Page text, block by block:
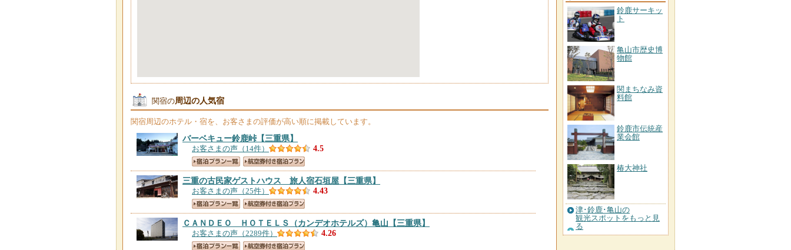
関宿の周辺の人気宿
関宿周辺のホテル・宿を、お客さまの評価が高い順に掲載しています。
バーベキュー鈴鹿峠【三重県】
お客さまの声（14件） 4.5
三重の古民家ゲストハウス 旅人宿石垣屋 【三重県】
お客さまの声（25件） 4.43
ＣＡＮＤＥＯ ＨＯＴＥＬＳ（カンデオホテルズ）亀山 【三重県】
お客さまの声（2289件） 4.26
鈴鹿サーキッ
ト
亀山市歴史博
物館
関まちなみ資
料館
鈴鹿市伝統産
業会館
椿大神社
津･鈴鹿･亀山の
観光スポットをもっと見
る